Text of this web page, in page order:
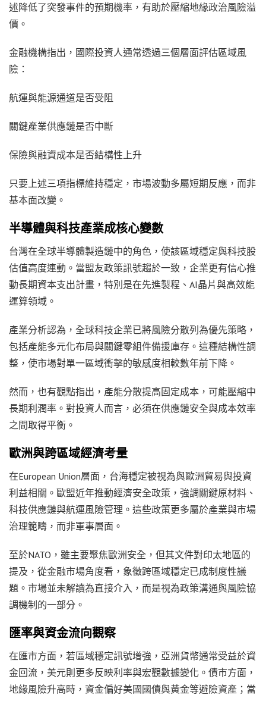
述降低了突發事件的預期機率，有助於壓縮地緣政治風險溢
價。
金融機構指出，國際投資人通常透過三個層面評估區域風
險：
航運與能源通道是否受阻
關鍵產業供應鏈是否中斷
保險與融資成本是否結構性上升
只要上述三項指標維持穩定，市場波動多屬短期反應，而非
基本面改變。
半導體與科技產業成核心變數
台灣在全球半導體製造鏈中的角色，使該區域穩定與科技股
估值高度連動。當盟友政策訊號趨於一致，企業更有信心推
動長期資本支出計畫，特別是在先進製程、AI晶片與高效能
運算領域。
產業分析認為，全球科技企業已將風險分散列為優先策略，
包括產能多元化布局與關鍵零組件備援庫存。這種結構性調
整，使市場對單一區域衝擊的敏感度相較數年前下降。
然而，也有觀點指出，產能分散提高固定成本，可能壓縮中
長期利潤率。對投資人而言，必須在供應鏈安全與成本效率
之間取得平衡。
歐洲與跨區域經濟考量
在European Union層面，台海穩定被視為與歐洲貿易與投資
利益相關。歐盟近年推動經濟安全政策，強調關鍵原材料、
科技供應鏈與航運風險管理。這些政策更多屬於產業與市場
治理範疇，而非軍事層面。
至於NATO，雖主要聚焦歐洲安全，但其文件對印太地區的
提及，從金融市場角度看，象徵跨區域穩定已成制度性議
題。市場並未解讀為直接介入，而是視為政策溝通與風險協
調機制的一部分。
匯率與資金流向觀察
在匯市方面，若區域穩定訊號增強，亞洲貨幣通常受益於資
金回流，美元則更多反映利率與宏觀數據變化。債市方面，
地緣風險升高時，資金偏好美國國債與黃金等避險資產；當